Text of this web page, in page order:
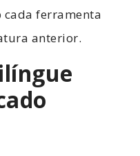
ferramenta
anterior.